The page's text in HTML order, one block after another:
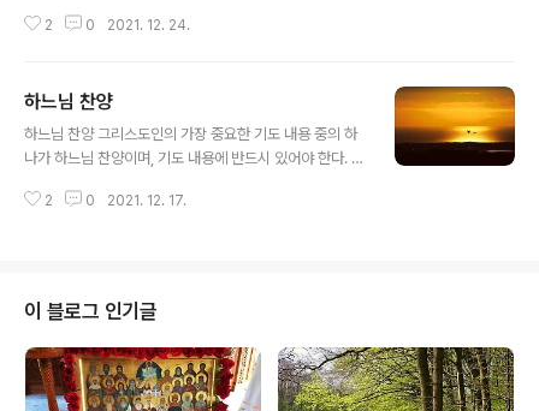
께서 본체를 초월하는 분을 낳으시니, 땅은 범접할 수 없는
느님이 우리를 위해 아이로 태어나심이니라. “내 왕국은 이
세상 것이 아니다... 나는 오직 진리를 증언하려고 났으며
그 때문에 세상에 왔다. 진리 편에 선 사람은 내 말을 귀담
2 0 2021. 12. 24.
하느님 찬양
하느님 찬양 그리스도인의 가장 중요한 기도 내용 중의 하
나가 하느님 찬양이며, 기도 내용에 반드시 있어야 한다. 하
무 중의 하나이기도 하다. 우리가 하느님을 찬양하는 이유
하신 아버지로서 우리의 삶을 지켜보시며 자상하게 보살펴
주시기 때문이다. 우리가 청원하는 모든 육적 영적 청원을
들으시고 그 요청을 구원을 위한 유익한 방향에서 들어 주
시기 때문이다. 무엇보다 더 중요한 것은 우리를 영원한 형
벌에서 구하시기 위해 외아들이신 주 예수 그리스도를 보
2 0 2021. 12. 17.
이 블로그 인기글